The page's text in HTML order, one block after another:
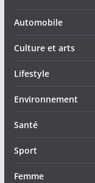
Automobile
Culture et arts
Lifestyle
Environnement
Santé
Sport
Femme